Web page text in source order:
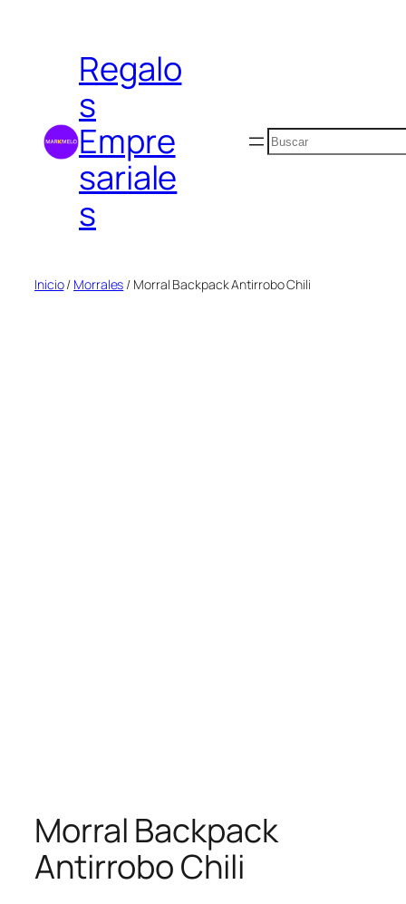
contenidoRegalo
s
Empre
sariale
s
Buscar
Inicio/ Morrales / Morral Backpack Antirrobo Chili
Morral Backpack
Antirrobo Chili